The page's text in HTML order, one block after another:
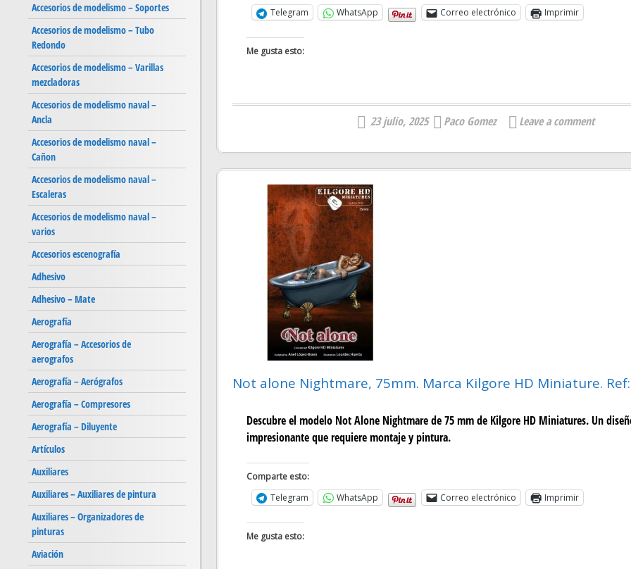
Telegram
WhatsApp Correo electrónico Imprimir
Me gusta esto:
23 julio, 2025 Paco Gomez Leave a comment
Not alone Nightmare, 75mm. Marca Kilgore HD Miniature.
Descubre el modelo Not Alone Nightmare de 75 mm de Kilgore HD Miniatures. Un
impresionante que requiere montaje y pintura.
Comparte esto:
Telegram
WhatsApp Correo electrónico Imprimir
Me gusta esto:
Accesorios de modelismo – Soportes
Accesorios de modelismo – Tubo
Redondo
Accesorios de modelismo – Varillas
mezcladoras
Accesorios de modelismo naval –
Ancla
Accesorios de modelismo naval –
Cañon
Accesorios de modelismo naval –
Escaleras
Accesorios de modelismo naval –
varios
Accesorios escenografía
Adhesivo
Adhesivo – Mate
Aerografía
Aerografía – Accesorios de
aerografos
Aerografía – Aerógrafos
Aerografía – Compresores
Aerografía – Diluyente
Artículos
Auxiliares
Auxiliares – Auxiliares de pintura
Auxiliares – Organizadores de
pinturas
Aviación